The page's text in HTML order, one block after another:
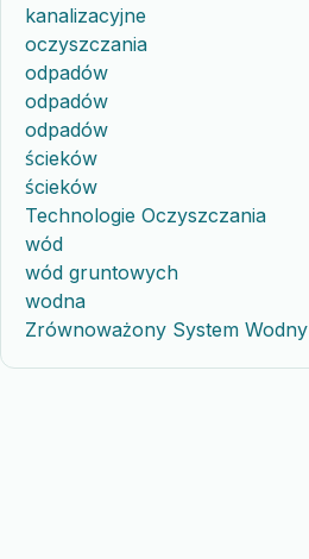
kanalizacyjne
oczyszczania
odpadów
odpadów
odpadów
ścieków
ścieków
Technologie Oczyszczania
wód
wód gruntowych
wodna
Zrównoważony System Wodny